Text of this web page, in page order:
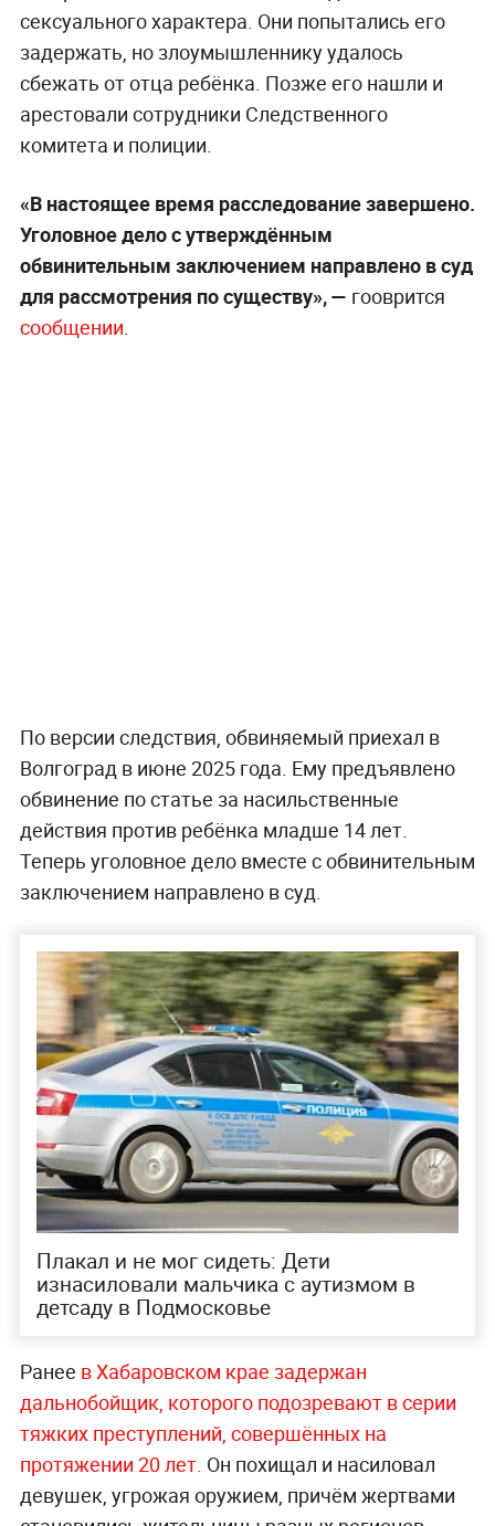
сексуального характера. Они попытались его
задержать, но злоумышленнику удалось
сбежать от отца ребёнка. Позже его нашли и
арестовали сотрудники Следственного
комитета и полиции.
«В настоящее время расследование завершено.
Уголовное дело с утверждённым
обвинительным заключением направлено в суд
для рассмотрения по существу», — гооврится
сообщении.
По версии следствия, обвиняемый приехал в
Волгоград в июне 2025 года. Ему предъявлено
обвинение по статье за насильственные
действия против ребёнка младше 14 лет.
Теперь уголовное дело вместе с обвинительным
заключением направлено в суд.
Плакал и не мог сидеть: Дети
изнасиловали мальчика с аутизмом в
детсаду в Подмосковье
Ранее в Хабаровском крае задержан
дальнобойщик, которого подозревают в серии
тяжких преступлений, совершённых на
протяжении 20 лет. Он похищал и насиловал
девушек, угрожая оружием, причём жертвами